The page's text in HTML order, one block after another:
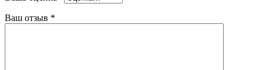
Ваш отзыв *